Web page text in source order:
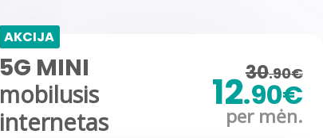
AKCIJA
5G MINI
mobilusis
internetas
30.90€
12.90€
per mėn.